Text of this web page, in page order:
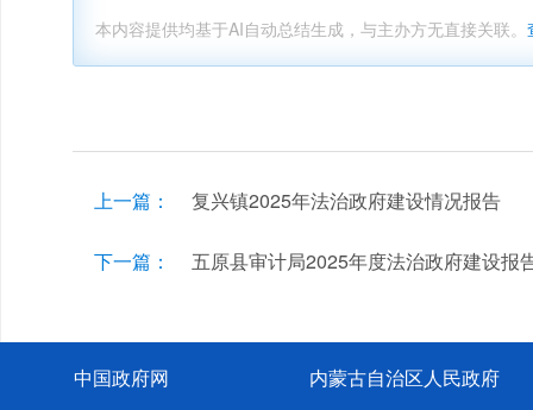
本内容提供均基于AI自动总结生成，与主办方无直接关联。
上一篇： 复兴镇2025年法治政府建设情况报告
下一篇： 五原县审计局2025年度法治政府建设报
中国政府网 内蒙古自治区人民政府